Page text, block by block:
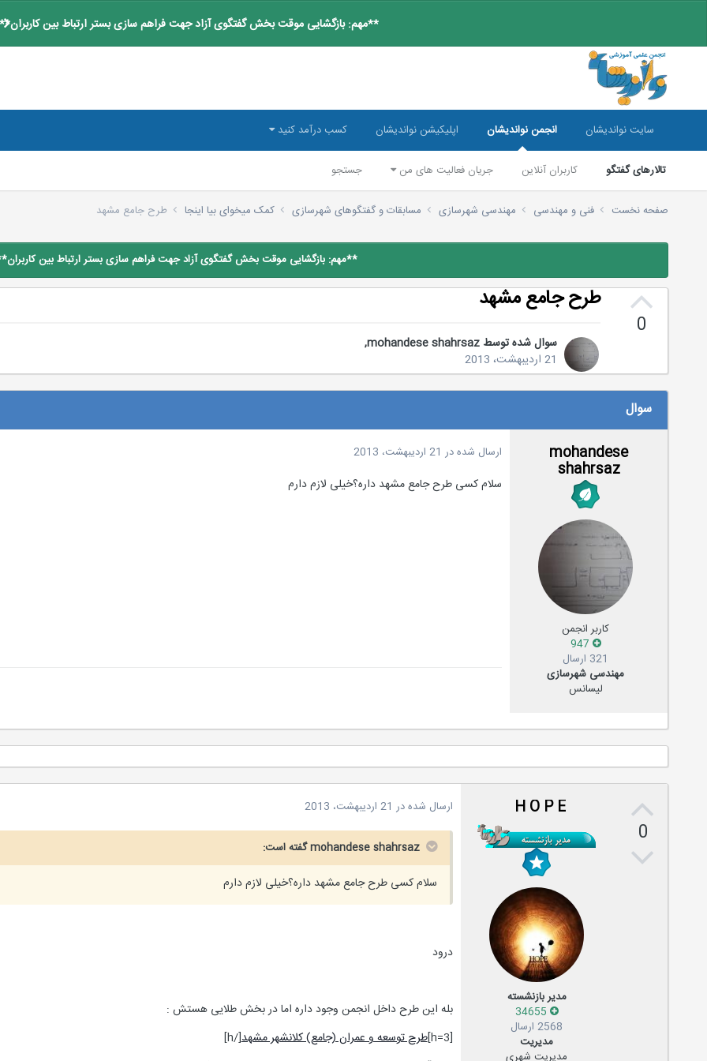
**مهم: بازگشایی موقت بخش گفتگوی آزاد جهت فراهم سازی بستر ارتباط بین کاربران**
سایت نواندیشان انجمن نواندیشان
تالارهای گفتگو کاربران آنلاین جریان فعالیت های من جستجو
اپلیکیشن نواندیشان کسب درآمد کنید
صفحه نخست فنی و مهندسی مهندسی شهرسازی مسابقات و گفتگوهای شهرسازی کمک میخوای بیا اینجا طرح جامع مشهد
**مهم: بازگشایی موقت بخش گفتگوی آزاد جهت فراهم سازی بستر ارتباط بین
0
طرح جامع مشهد
سوال شده توسط mohandese shahrsaz
,
21 اردیبهشت، 2013
سوال
mohandese
shahrsaz
کاربر انجمن
321 ارسال
مهندسی شهرسازی
لیسانس
ارسال شده در 21 اردیبهشت، 2013
سلام کسی طرح جامع مشهد داره؟خیلی لازم دارم
0
H O P E
مدیر بازنشسته
2568 ارسال
مدیریت
مدیریت شهری
ارسال شده در 21 اردیبهشت، 2013
mohandese shahrsaz گفته است:
سلام کسی طرح جامع مشهد داره؟خیلی لازم دارم
درود
بله این طرح داخل انجمن وجود داره اما در بخش طلایی هستش :
[h=3]
طرح توسعه و عمران (جامع) کلانشهر مشهد[/h]